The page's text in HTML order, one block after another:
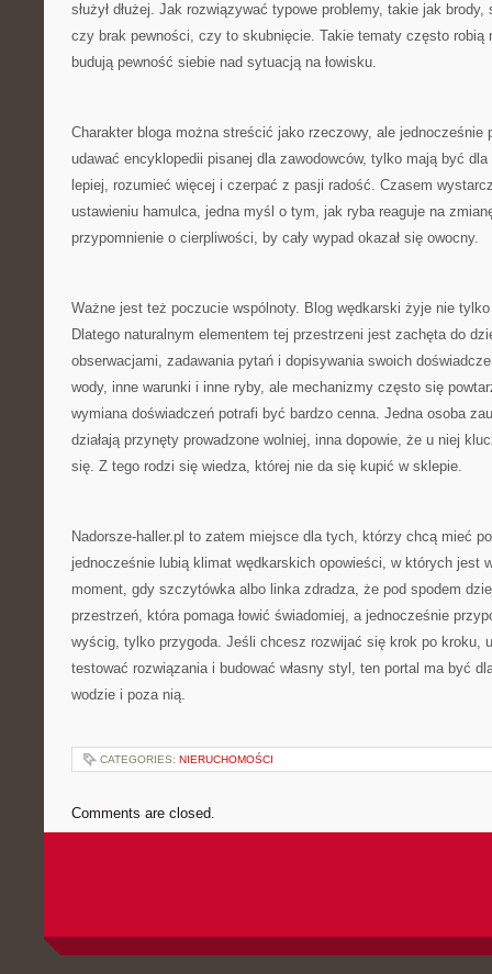
służył dłużej. Jak rozwiązywać typowe problemy, takie jak
czy brak pewności, czy to skubnięcie. Takie tematy często robią
budują pewność siebie nad sytuacją na łowisku.
Charakter bloga można streścić jako rzeczowy, ale jednocześnie
udawać encyklopedii pisanej dla zawodowców, tylko mają być
lepiej, rozumieć więcej i czerpać z pasji radość. Czasem
ustawieniu hamulca, jedna myśl o tym, jak ryba reaguje na
przypomnienie o cierpliwości, by cały wypad okazał się owocny.
Ważne jest też poczucie wspólnoty. Blog wędkarski żyje nie
Dlatego naturalnym elementem tej przestrzeni jest zachęta do
obserwacjami, zadawania pytań i dopisywania swoich
wody, inne warunki i inne ryby, ale mechanizmy często się
wymiana doświadczeń potrafi być bardzo cenna. Jedna osoba
działają przynęty prowadzone wolniej, inna dopowie, że u niej
się. Z tego rodzi się wiedza, której nie da się kupić w sklepie.
Nadorsze-haller.pl to zatem miejsce dla tych, którzy chcą mieć
jednocześnie lubią klimat wędkarskich opowieści, w których jest
moment, gdy szczytówka albo linka zdradza, że pod spodem
przestrzeń, która pomaga łowić świadomiej, a jednocześnie
wyścig, tylko przygoda. Jeśli chcesz rozwijać się krok po kroku,
testować rozwiązania i budować własny styl, ten portal ma być
wodzie i poza nią.
CATEGORIES: NIERUCHOMOŚCI
Comments are closed.